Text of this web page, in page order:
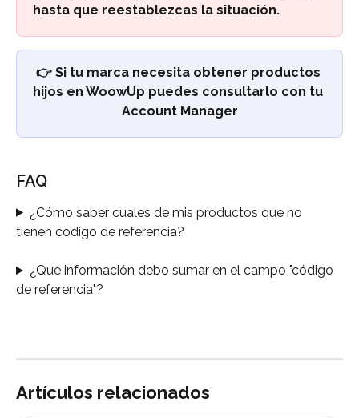
hasta que reestablezcas la situación.
👉 Si tu marca necesita obtener productos
hijos en WoowUp puedes consultarlo con tu
Account Manager
FAQ
¿Cómo saber cuales de mis productos que no
tienen código de referencia?
¿Qué información debo sumar en el campo "código
de referencia"?
Artículos relacionados